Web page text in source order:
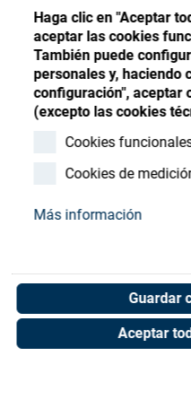
Haga clic en "Aceptar
aceptar las cookies
También puede
personales y, haciendo
configuración", aceptar
(excepto las cookies
Cookies
Cookies de
Más información
Guardar
Aceptar
Recursos
Contacto
SATIS
Unit of measure : Piece
Shop now